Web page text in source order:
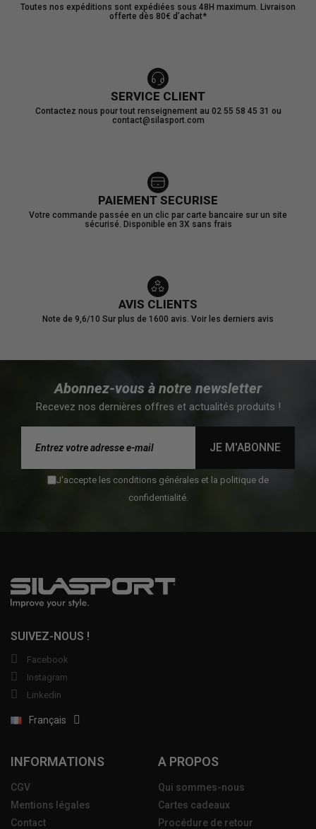
Toutes nos expéditions sont expédiées sous 48H maximum. Livraison
offerte dès 80€ d’achat*
SERVICE CLIENT
Contactez nous pour tout renseignement au 02 55 58 45 31 ou
contact@silasport.com
PAIEMENT SECURISE
Votre commande passée en un clic par carte bancaire sur un site
sécurisé. Disponible en 3X sans frais
AVIS CLIENTS
Note de 9,6/10 Sur plus de 1600 avis. Voir les derniers avis
Abonnez-vous à notre newsletter
Recevez nos dernières offres et actualités produits !
JE M'ABONNE
J'accepte les conditions générales et la politique de
confidentialité.
SUIVEZ-NOUS !
Facebook
Instagram
Linkedin
Français
INFORMATIONS
CGV
Mentions légales
Contact
A PROPOS
Qui sommes-nous
Cartes cadeaux
Procédure de retour